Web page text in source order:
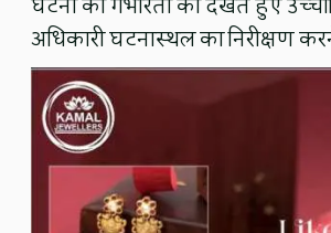
अधिकारी घटनास्थल का निरीक्षण